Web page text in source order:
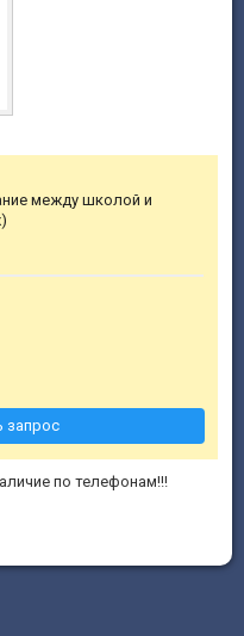
по телефонам!!!
между школой и
запрос